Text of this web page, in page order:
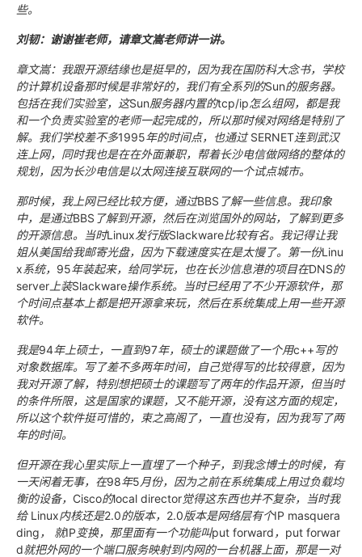
些。
刘韧：谢谢崔老师，请章文嵩老师讲一讲。
章文嵩：我跟开源结缘也是挺早的，因为我在国防科大念书，学校
的计算机设备那时候是非常好的，我们有全系列的Sun的服务器。
包括在我们实验室，这Sun服务器内置的tcp/ip怎么组网，都是我
和一个负责实验室的老师一起完成的，所以那时候对网络是特别了
解。我们学校差不多1995年的时间点，也通过SERNET连到武汉
连上网，同时我也是在在外面兼职，帮着长沙电信做网络的整体的
规划，因为长沙电信是以太网连接互联网的一个试点城市。
那时候，我上网已经比较方便，通过BBS 了解一些信息。我印象
中，是通过BBS 了解到开源，然后在浏览国外的网站，了解到更多
的开源信息。当时Linux发行版Slackware比较有名。我记得让我
姐从美国给我邮寄光盘，因为下载速度实在是太慢了。第一份Linu
x系统， 95年装起来，给同学玩，也在长沙信息港的项目在DNS的
server 上装Slackware操作系统。当时已经用了不少开源软件，那
个时间点基本上都是把开源拿来玩，然后在系统集成上用一些开源
软件。
我是94年上硕士，一直到97年，硕士的课题做了一个用c++写的
对象数据库。写了差不多两年时间，自己觉得写的比较得意，因为
我对开源了解，特别想把硕士的课题写了两年的作品开源，但当时
的条件所限，这是国家的课题，又不能开源，没有这方面的规定，
所以这个软件挺可惜的，束之高阁了，一直也没有，因为我写了两
年的时间。
但开源在我心里实际上一直埋了一个种子，到我念博士的时候，有
一天闲着无事，在98年5月份，因为之前在系统集成上用过负载均
衡的设备， Cisco的local director觉得这东西也并不复杂，当时我
给Linux内核还是2.0的版本， 2.0版本是网络层有个IP masquera
ding ， 就IP 变换，那里面有一个功能叫put forward ， put forwar
d就把外网的一个端口服务映射到内网的一台机器上面，那是一对